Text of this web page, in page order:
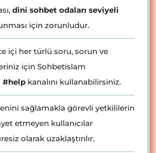
dini sohbet odaları seviyeli
için zorunludur.
içi her türlü soru, sorun ve
için Sohbetislam
#help kanalını kullanabilirsiniz.
sağlamakla görevli yetkililerin
etmeyen kullanıcılar
olarak uzaklaştırılır.